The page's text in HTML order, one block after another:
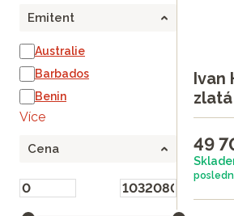
Emitent
Australie
Barbados
Benin
Více
Cena
Ivan
49